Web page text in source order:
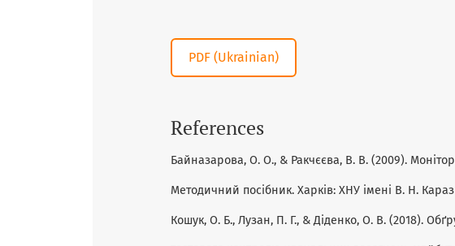
PDF (Ukrainian)
References
Байназарова, О. О., & Ракчєєва, В. В. (2009).
Методичний посібник. Харків: ХНУ імені В. Н.
Кошук, О. Б., Лузан, П. Г., & Діденко, О. В. (2018).